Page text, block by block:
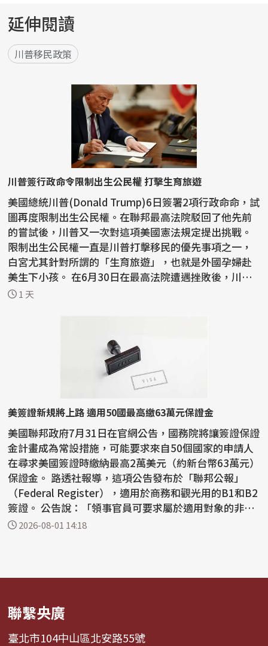
延伸閱讀
川普移民政策
川普簽行政命令限制出生公民權 打擊生育旅遊
美國總統川普(Donald Trump)6日簽署2項行政命命，試
圖再度限制出生公民權。在聯邦最高法院駁回了他先前
的嘗試後，川普又一次對這項美國憲法規定提出挑戰。
限制出生公民權一直是川普打擊移民的優先事項之一，
白宮尤其針對所謂的「生育旅遊」，也就是外國孕婦赴
美生下小孩。 在6月30日在最高法院遭遇挫敗後，川普
已...1 天
美簽證新規將上路 適用50國最高繳63萬元保證金
美國聯邦政府7月31日在官網公告，國務院將讓簽證保證
金計畫成為常設措施，可能要求來自50個國家的申請人
在尋求美國簽證時繳納最高2萬美元（約新台幣63萬元）
保證金。 路透社報導，這項公告發布於「聯邦公報」
（Federal Register），適用於商務和觀光用的B1和B2
簽證。 公告說：「領事官員可要求屬於適用對象的非移
民...2026-08-01 14:18
聯繫央廣
臺北市104中山區北安路55號